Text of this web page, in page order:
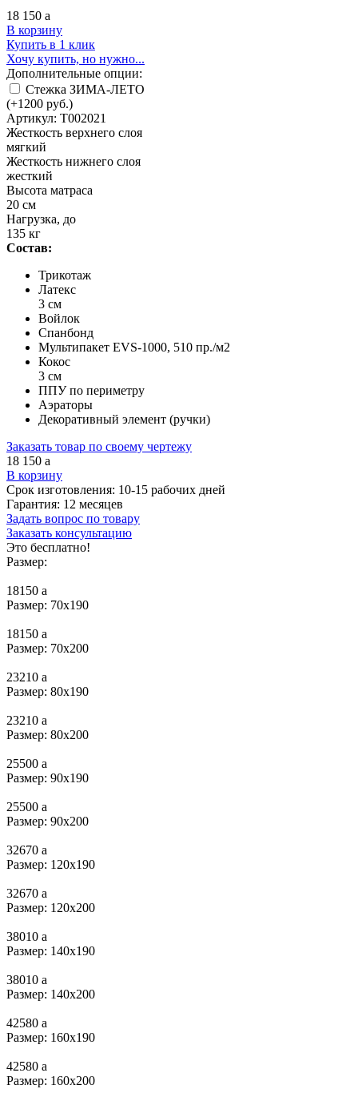
18 150 a
В корзину
Купить в 1 клик
Хочу купить, но нужно...
Дополнительные опции:
Стежка ЗИМА-ЛЕТО
(+1200 руб.)
Артикул: Т002021
Жесткость верхнего слоя
мягкий
Жесткость нижнего слоя
жесткий
Высота матраса
20 см
Нагрузка, до
135 кг
Состав:
Трикотаж
Латекс
3 см
Войлок
Спанбонд
Мультипакет EVS-1000, 510 пр./м2
Кокос
3 см
ППУ по периметру
Аэраторы
Декоративный элемент (ручки)
Заказать товар по своему чертежу
18 150 a
В корзину
Срок изготовления: 10-15 рабочих дней
Гарантия: 12 месяцев
Задать вопрос по товару
Заказать консультацию
Это бесплатно!
Размер:
18150 a
Размер: 70x190
18150 a
Размер: 70x200
23210 a
Размер: 80x190
23210 a
Размер: 80х200
25500 a
Размер: 90х190
25500 a
Размер: 90х200
32670 a
Размер: 120х190
32670 a
Размер: 120х200
38010 a
Размер: 140х190
38010 a
Размер: 140х200
42580 a
Размер: 160х190
42580 a
Размер: 160х200